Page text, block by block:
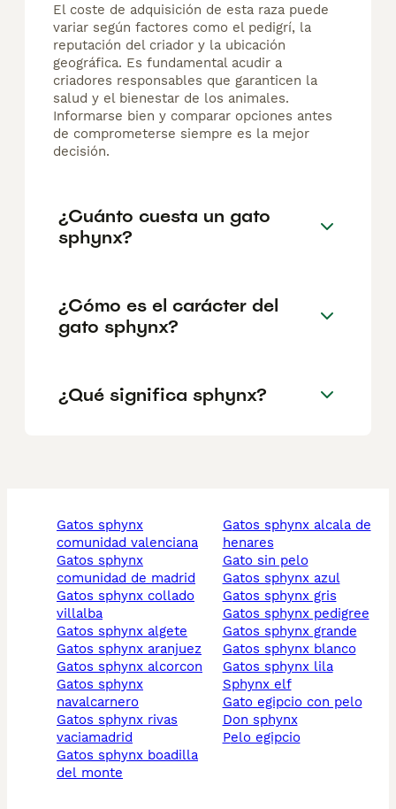
El coste de adquisición de esta raza puede
variar según factores como el pedigrí, la
reputación del criador y la ubicación
geográfica. Es fundamental acudir a
criadores responsables que garanticen la
salud y el bienestar de los animales.
Informarse bien y comparar opciones antes
de comprometerse siempre es la mejor
decisión.
¿Cuánto cuesta un gato
sphynx?
¿Cómo es el carácter del
gato sphynx?
¿Qué significa sphynx?
gatos sphynx
comunidad valenciana
gatos sphynx
comunidad de madrid
gatos sphynx collado
villalba
gatos sphynx algete
gatos sphynx aranjuez
gatos sphynx alcorcon
gatos sphynx
navalcarnero
gatos sphynx rivas
vaciamadrid
gatos sphynx boadilla
del monte
gatos sphynx alcala de
henares
gato sin pelo
gatos sphynx azul
gatos sphynx gris
gatos sphynx pedigree
gatos sphynx grande
gatos sphynx blanco
gatos sphynx lila
sphynx elf
gato egipcio con pelo
don sphynx
pelo egipcio